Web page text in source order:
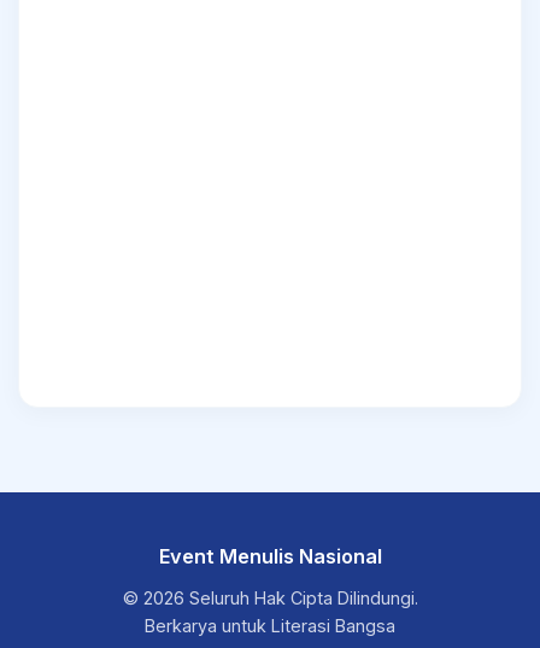
Event Menulis Nasional
© 2026 Seluruh Hak Cipta Dilindungi.
Berkarya untuk Literasi Bangsa